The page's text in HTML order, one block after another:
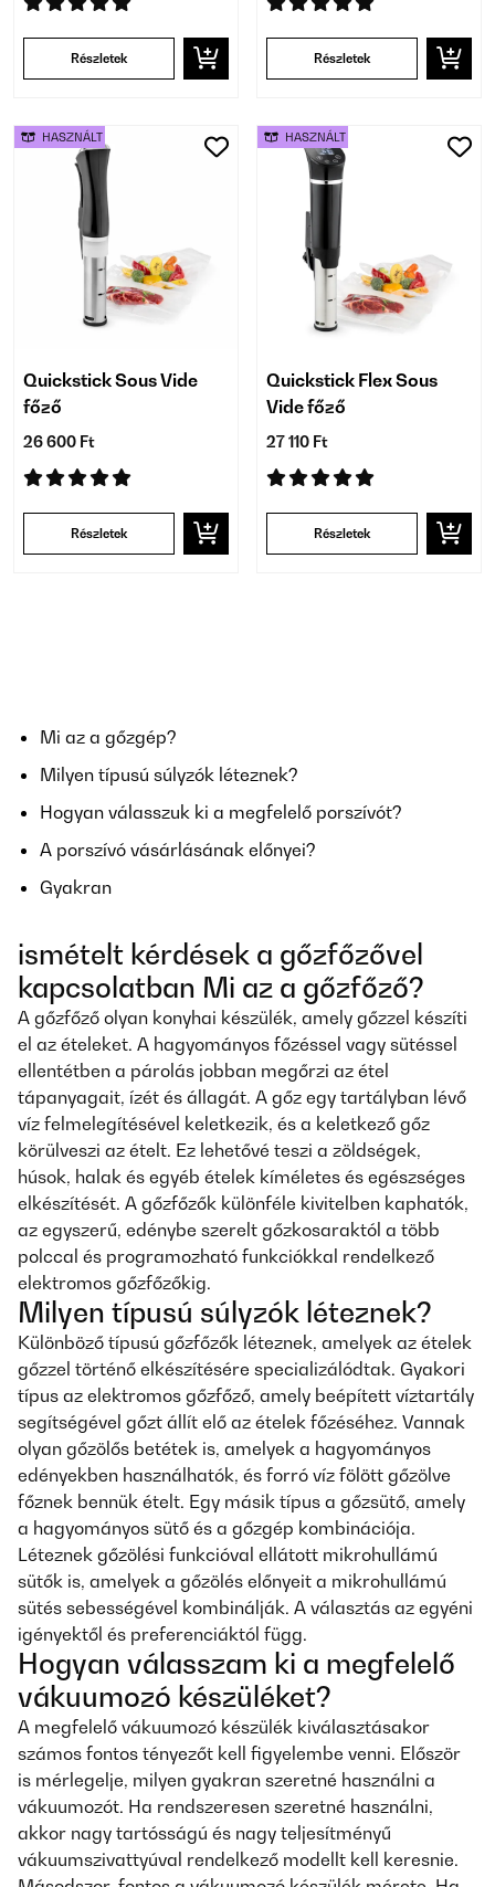
Részletek Részletek
Quickstick Sous Vide
főző
26 600 Ft
Részletek
HASZNÁLT
Quickstick Flex Sous
Vide főző
27 110 Ft
Részletek
HASZNÁLT
Mi az a gőzgép?
Milyen típusú súlyzók léteznek?
Hogyan válasszuk ki a megfelelő porszívót?
A porszívó vásárlásának előnyei?
Gyakran
ismételt kérdések a gőzfőzővel
kapcsolatban Mi az a gőzfőző?
A gőzfőző olyan konyhai készülék, amely gőzzel készíti
el az ételeket. A hagyományos főzéssel vagy sütéssel
ellentétben a párolás jobban megőrzi az étel
tápanyagait, ízét és állagát. A gőz egy tartályban lévő
víz felmelegítésével keletkezik, és a keletkező gőz
körülveszi az ételt. Ez lehetővé teszi a zöldségek,
húsok, halak és egyéb ételek kíméletes és egészséges
elkészítését. A gőzfőzők különféle kivitelben kaphatók,
az egyszerű, edénybe szerelt gőzkosaraktól a több
polccal és programozható funkciókkal rendelkező
elektromos gőzfőzőkig.
Milyen típusú súlyzók léteznek?
Különböző típusú gőzfőzők léteznek, amelyek az ételek
gőzzel történő elkészítésére specializálódtak. Gyakori
típus az elektromos gőzfőző, amely beépített víztartály
segítségével gőzt állít elő az ételek főzéséhez. Vannak
olyan gőzölős betétek is, amelyek a hagyományos
edényekben használhatók, és forró víz fölött gőzölve
főznek bennük ételt. Egy másik típus a gőzsütő, amely
a hagyományos sütő és a gőzgép kombinációja.
Léteznek gőzölési funkcióval ellátott mikrohullámú
sütők is, amelyek a gőzölés előnyeit a mikrohullámú
sütés sebességével kombinálják. A választás az egyéni
igényektől és preferenciáktól függ.
Hogyan válasszam ki a megfelelő
vákuumozó készüléket?
A megfelelő vákuumozó készülék kiválasztásakor
számos fontos tényezőt kell figyelembe venni. Először
is mérlegelje, milyen gyakran szeretné használni a
vákuumozót. Ha rendszeresen szeretné használni,
akkor nagy tartósságú és nagy teljesítményű
vákuumszivattyúval rendelkező modellt kell keresnie.